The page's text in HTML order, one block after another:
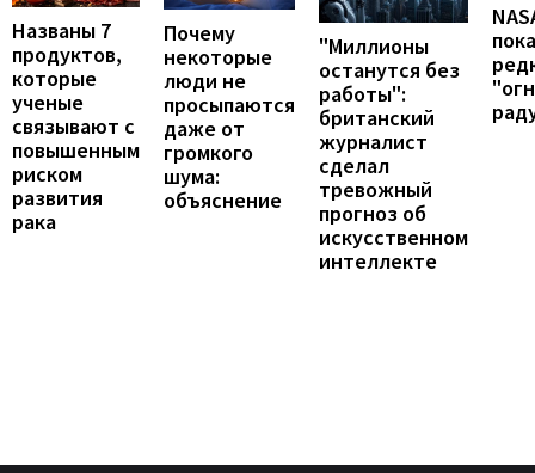
Названы 7
продуктов,
которые
ученые
связывают с
повышенным
риском
развития
рака
Почему
некоторые
люди не
просыпаются
даже от
громкого
шума:
объяснение
"Миллионы
останутся без
работы":
британский
журналист
сделал
тревожный
прогноз об
искусственном
интеллекте